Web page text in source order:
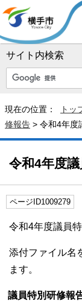
サイト内検索
現在の位置： トッ
修報告 > 令和4年度
令和4年度
ページID1009279
令和4年度議員
添付ファイル名
ます。
議員特別研修報